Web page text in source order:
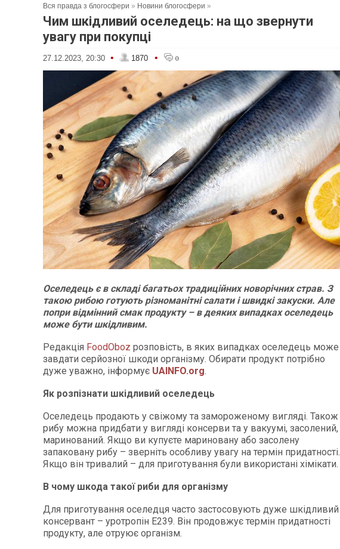
Вся правда з блогосфери » Новини блогосфери »
Чим шкідливий оселедець: на що звернути
увагу при покупці
27.12.2023, 20:30 • 1870 • 0
Оселедець є в складі багатьох традиційних новорічних страв. З
такою рибою готують різноманітні салати і швидкі закуски. Але
попри відмінний смак продукту – в деяких випадках оселедець
може бути шкідливим.
Редакція FoodOboz розповість, в яких випадках оселедець може
завдати серйозної шкоди організму. Обирати продукт потрібно
дуже уважно, інформує UAINFO.org.
Як розпізнати шкідливий оселедець
Оселедець продають у свіжому та замороженому вигляді. Також
рибу можна придбати у вигляді консерви та у вакуумі, засолений,
маринований. Якщо ви купуєте мариновану або засолену
запаковану рибу – зверніть особливу увагу на термін придатності.
Якщо він тривалий – для приготування були використані хімікати.
В чому шкода такої риби для організму
Для приготування оселедця часто застосовують дуже шкідливий
консервант – уротропін Е239. Він продовжує термін придатності
продукту, але отруює організм.